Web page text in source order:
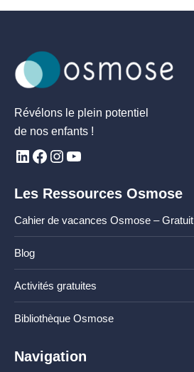
Révélons le plein potentiel
de nos enfants !
Les Ressources Osmose
Cahier de vacances Osmose – Gratuit
Blog
Activités gratuites
Bibliothèque Osmose
Navigation